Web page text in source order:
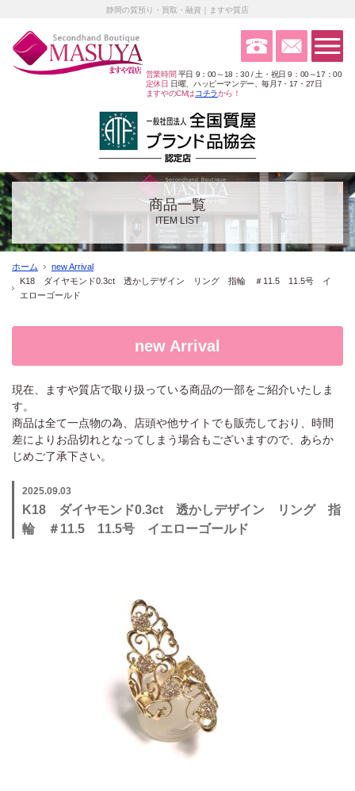
静岡の質預り・買取・融資｜ますや質店
営業時間 平日 9：00～18：30 / 土・祝日 9：00～17：00
定休日 日曜、ハッピーマンデー、毎月7・17・27日
ますやのCMはコチラから！
商品一覧
ITEM LIST
ホーム
new Arrival
K18 ダイヤモンド0.3ct 透かしデザイン リング 指輪 ＃11.5 11.5号 イ
エローゴールド
new Arrival
現在、ますや質店で取り扱っている商品の一部をご紹介いたしま
す。
商品は全て一点物の為、店頭や他サイトでも販売しており、時間
差によりお品切れとなってしまう場合もございますので、あらか
じめご了承下さい。
2025.09.03
K18 ダイヤモンド0.3ct 透かしデザイン リング 指
輪 ＃11.5 11.5号 イエローゴールド